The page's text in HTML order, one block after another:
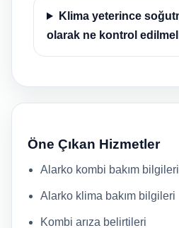
Klima yeterince
olarak ne kontrol
Öne Çıkan Hizmetler
Alarko kombi bakım bilgileri
Alarko klima bakım bilgileri
Kombi arıza belirtileri